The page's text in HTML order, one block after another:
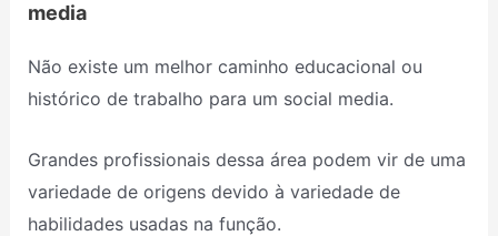
media
Não existe um melhor caminho educacional ou
histórico de trabalho para um social media.
Grandes profissionais dessa área podem vir de uma
variedade de origens devido à variedade de
habilidades usadas na função.